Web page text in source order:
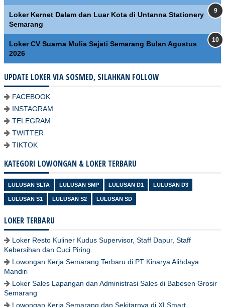
Loker Kernet Dalam dan Luar Kota di Untanna Stationery
Semarang
Loker CV Suarna Mulia Sejati Semarang Bulan Agustus
2026
UPDATE LOKER VIA SOSMED, SILAHKAN FOLLOW
FACEBOOK
INSTAGRAM
TELEGRAM
TWITTER
TIKTOK
KATEGORI LOWONGAN & LOKER TERBARU
LULUSAN SLTA LULUSAN SMP LULUSAN D1 LULUSAN D3
LULUSAN S1 LULUSAN S2 LULUSAN SD
LOKER TERBARU
Loker Resto Kuliner Kudus Supervisor, Staff Dapur, Staff
Kebersihan dan Cuci Piring
Lowongan Kerja Semarang Terbaru di PT Kinarya Alihdaya
Mandiri
Loker Sales Lapangan dan Administrasi Sales di Babesen Grosir
Semarang
Lowongan Kerja Semarang dan Sekitarnya di XLSmart